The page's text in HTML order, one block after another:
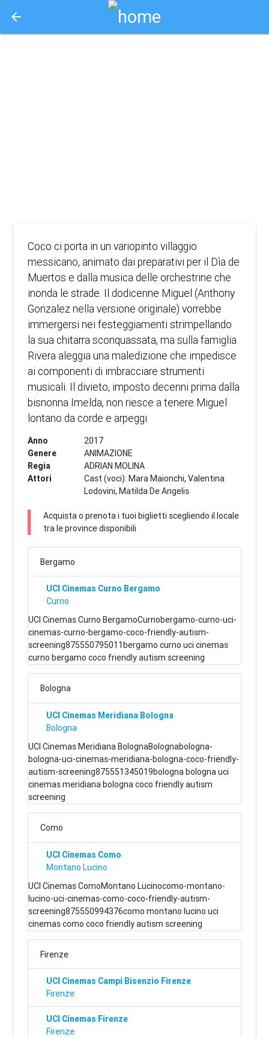
arrow_back
Coco ci porta in un variopinto villaggio
messicano, animato dai preparativi per il Dìa de
Muertos e dalla musica delle orchestrine che
inonda le strade. Il dodicenne Miguel (Anthony
Gonzalez nella versione originale) vorrebbe
immergersi nei festeggiamenti strimpellando
la sua chitarra sconquassata, ma sulla famiglia
Rivera aleggia una maledizione che impedisce
ai componenti di imbracciare strumenti
musicali. Il divieto, imposto decenni prima dalla
bisnonna Imelda, non riesce a tenere Miguel
lontano da corde e arpeggi.
Anno
2017
Genere
ANIMAZIONE
Regia
ADRIAN MOLINA
Attori
Cast (voci): Mara Maionchi, Valentina
Lodovini, Matilda De Angelis
Acquista o prenota i tuoi biglietti scegliendo il locale
tra le province disponibili
Bergamo
UCI Cinemas Curno Bergamo
Curno
UCI Cinemas Curno BergamoCurnobergamo-curno-uci-
cinemas-curno-bergamo-coco-friendly-autism-
screening875550795011bergamo curno uci cinemas
curno bergamo coco friendly autism screening
Bologna
UCI Cinemas Meridiana Bologna
Bologna
UCI Cinemas Meridiana BolognaBolognabologna-
bologna-uci-cinemas-meridiana-bologna-coco-friendly-
autism-screening875551345019bologna bologna uci
cinemas meridiana bologna coco friendly autism
screening
Como
UCI Cinemas Como
Montano Lucino
UCI Cinemas ComoMontano Lucinocomo-montano-
lucino-uci-cinemas-como-coco-friendly-autism-
screening875550994376como montano lucino uci
cinemas como coco friendly autism screening
Firenze
UCI Cinemas Campi Bisenzio Firenze
Firenze
UCI Cinemas Firenze
Firenze